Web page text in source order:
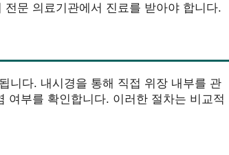
문 의료기관에서 진료를 받아야 합니다.
니다. 내시경을 통해 직접 위장 내부를 관
여부를 확인합니다. 이러한 절차는 비교적